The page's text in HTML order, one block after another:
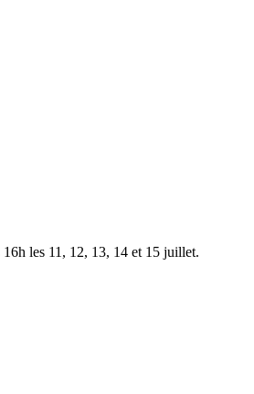
16h les 11, 12, 13, 14 et 15 juillet.